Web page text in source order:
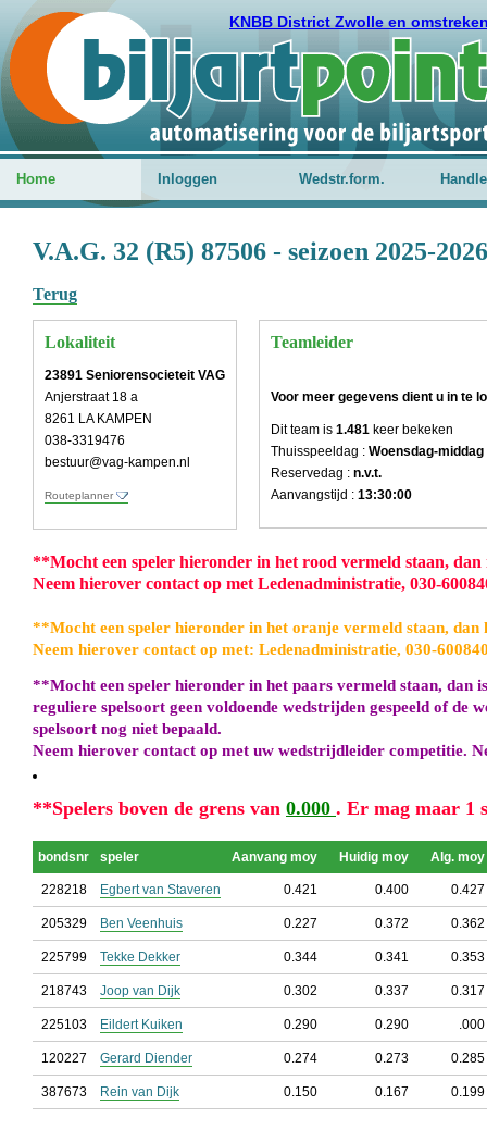
KNBB District Zwolle en
Home Inloggen Wedstr.form.
V.A.G. 32 (R5) 87506 - seizoen 2025-2026
Terug
Lokaliteit
23891 Seniorensocieteit VAG
Anjerstraat 18 a
8261 LA KAMPEN
038-3319476
bestuur@vag-kampen.nl
Routeplanner
Teamleider
Voor meer gegevens dient u in te
Dit team is 1.481 keer bekeken
Thuisspeeldag : Woensdag-middag
Reservedag : n.v.t.
Aanvangstijd : 13:30:00
**Mocht een speler hieronder in het rood vermeld staan, dan
Neem hierover contact op met Ledenadministratie, 030-
**Mocht een speler hieronder in het oranje vermeld staan, dan
Neem hierover contact op met: Ledenadministratie, 030-
**Mocht een speler hieronder in het paars vermeld staan, dan
reguliere spelsoort geen voldoende wedstrijden gespeeld of
spelsoort nog niet bepaald.
Neem hierover contact op met uw wedstrijdleider competitie.
**Spelers boven de grens van 0.000 . Er mag maar 1
bondsnr speler Aanvang moy Huidig moy Alg. moy
228218 Egbert van Staveren 0.421 0.400 0.427
205329 Ben Veenhuis 0.227 0.372 0.362
225799 Tekke Dekker 0.344 0.341 0.353
218743 Joop van Dijk 0.302 0.337 0.317
225103 Eildert Kuiken 0.290 0.290 .000
120227 Gerard Diender 0.274 0.273 0.285
387673 Rein van Dijk 0.150 0.167 0.199